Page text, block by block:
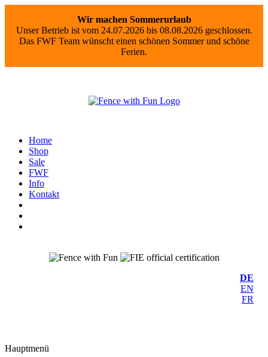
Wir machen Sommerurlaub
Unser Betrieb ist vom 24.07.2026 bis 08.08.2026 geschlossen.
Das FWF Team wünscht einen schönen Sommer und schöne
Ferien.
Home
Shop
Sale
FWF
Info
Kontakt
DE
EN
FR
Hauptmenü